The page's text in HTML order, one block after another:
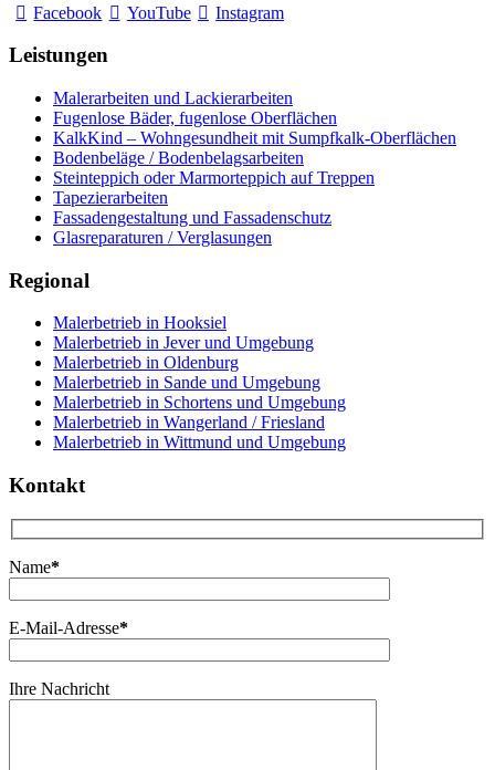
Facebook
YouTube Instagram
Leistungen
Malerarbeiten und Lackierarbeiten
Fugenlose Bäder, fugenlose Oberflächen
KalkKind – Wohngesundheit mit Sumpfkalk-Oberflächen
Bodenbeläge / Bodenbelagsarbeiten
Steinteppich oder Marmorteppich auf Treppen
Tapezierarbeiten
Fassadengestaltung und Fassadenschutz
Glasreparaturen / Verglasungen
Regional
Malerbetrieb in Hooksiel
Malerbetrieb in Jever und Umgebung
Malerbetrieb in Oldenburg
Malerbetrieb in Sande und Umgebung
Malerbetrieb in Schortens und Umgebung
Malerbetrieb in Wangerland / Friesland
Malerbetrieb in Wittmund und Umgebung
Kontakt
Name*
E-Mail-Adresse*
Ihre Nachricht